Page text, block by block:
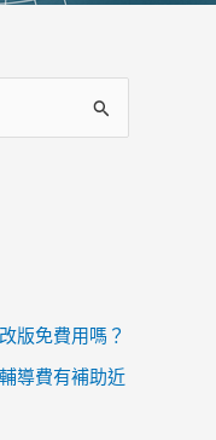
版免費用嗎？
導費有補助近